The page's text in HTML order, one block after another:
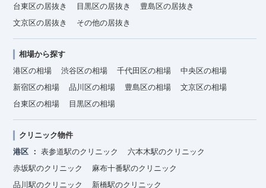
台東区の居抜き
目黒区の居抜き
豊島区の居抜き
文京区の居抜き
その他の居抜き
相場から探す
港区の相場
渋谷区の相場 千代田区の相場
中央区の相場
新宿区の相場
品川区の相場 豊島区の相場
文京区の相場
台東区の相場
目黒区の相場
クリニック物件
港区
表参道駅のクリニック
六本木駅のクリニック
赤坂駅のクリニック
麻布十番駅のクリニック
品川駅のクリニック
新橋駅のクリニック